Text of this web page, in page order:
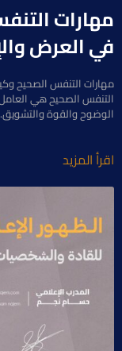
مهارات
في العرض
مهارات التنفس الصحيح
التنفس الصحيح هي
الوضوح والقوة والتشويق.
اقرأ المزيد